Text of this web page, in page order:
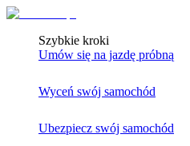
Szybkie kroki
Umów się na jazdę próbną
Wyceń swój samochód
Ubezpiecz swój samochód